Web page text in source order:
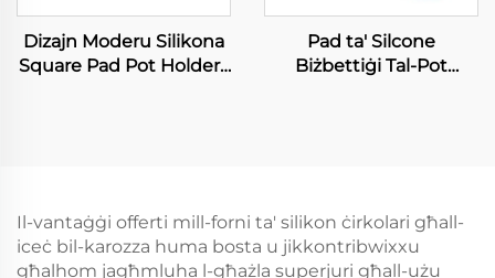
Dizajn Moderu Silikona
Square Pad Pot Holders
Pad ta' Silcone
Biżbettiġi Tal-Pot
Il-vantaġġi offerti mill-forni ta' silikon ċirkolari għall-
iceċ bil-karozza huma bosta u jikkontribwixxu
għalhom jagħmluha l-għażla superjuri għall-użu